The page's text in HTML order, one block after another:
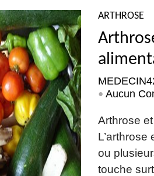
ARTHROSE
•Aucun
Arthrose
L’arthrose
ou
touche